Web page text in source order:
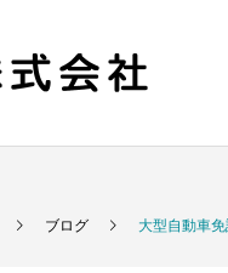
ブログ 大型自動車